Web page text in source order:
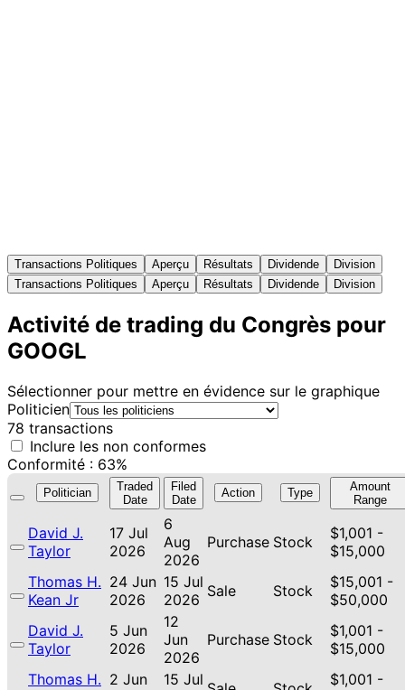
Transactions Politiques Aperçu Résultats Dividende
Division
Transactions Politiques
Aperçu Résultats Dividende Division
Activité de trading du Congrès pour
GOOGL
Sélectionner pour mettre en évidence sur le graphique
Politicien
78 transactions
Inclure les non conformes
Conformité : 63%
Politician
Traded
Date
Filed
Date
Action Type
Amount
Range
David J.
Taylor
17 Jul
2026
6
Aug
2026
Purchase Stock
$1,001 -
$15,000
Thomas H.
Kean Jr
24 Jun
2026
15 Jul
2026 Sale Stock
$15,001 -
$50,000
David J.
Taylor
5 Jun
2026
12
Jun
2026
Purchase Stock
$1,001 -
$15,000
Thomas H. 2 Jun
15 Jul
$1,001 -